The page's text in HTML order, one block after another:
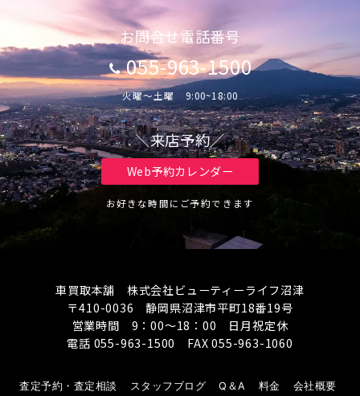
お問合せ電話番号
055-963-1500
火曜～土曜 9:00~18:00
＼来店予約／
Web予約カレンダー
お好きな時間にご予約できます
車買取本舗 株式会社ビューティーライフ沼津
〒410-0036 静岡県沼津市平町18番19号
営業時間 9：00～18：00 日月祝定休
電話 055-963-1500 FAX 055-963-1060
査定予約・査定相談 スタッフブログ Q＆A 料金 会社概要